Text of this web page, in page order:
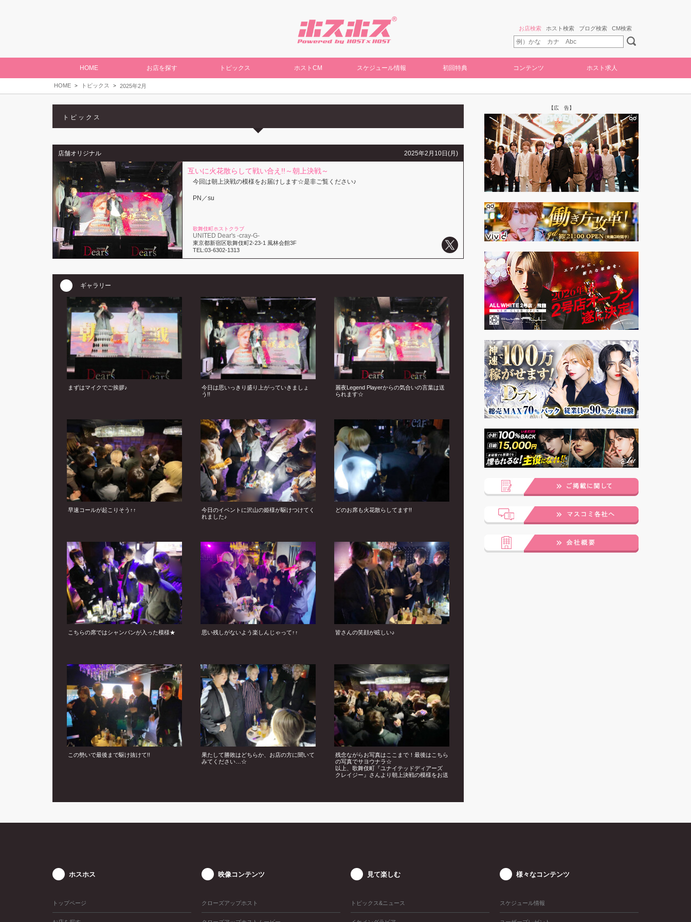
お店検索 ホスト検索 ブログ検索 CM検索
HOME お店を探す トピックス ホストCM スケジュール情報 初回特典 コンテンツ ホスト求人
HOME トピックス 2025年2月
トピックス
店舗オリジナル 2025年2月10日(月)
互いに火花散らして戦い合え!!～朝上決戦～
今回は朝上決戦の模様をお届けします☆是非ご覧ください♪
PN／su
歌舞伎町ホストクラブ
UNITED Dear's -cray-G-
東京都新宿区歌舞伎町2-23-1 風林会館3F
TEL:03-6302-1313
ギャラリー
まずはマイクでご挨拶♪
今日は思いっきり盛り上がっていきましょ
う!!
麗夜Legend Playerからの気合いの言葉は送
られます☆
早速コールが起こりそう↑↑
今日のイベントに沢山の姫様が駆けつけてく
れました♪
どのお席も火花散らしてます!!
こちらの席ではシャンパンが入った模様★ 思い残しがないよう楽しんじゃって↑↑ 皆さんの笑顔が眩しい♪
この勢いで最後まで駆け抜けて!!
果たして勝敗はどちらか、お店の方に聞いて
みてください…☆
残念ながらお写真はここまで！最後はこちら
の写真でサヨウナラ☆
以上、歌舞伎町『ユナイテッドディアーズ
クレイジー』さんより朝上決戦の模様をお送
【広 告】
ホスホス
トップページ
映像コンテンツ
クローズアップホスト
見て楽しむ
トピックス&ニュース
様々なコンテンツ
スケジュール情報